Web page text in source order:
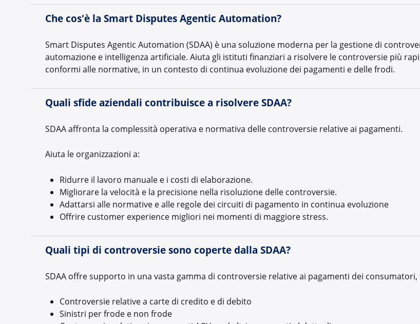
Che cos'è la Smart Disputes Agentic Automation?
Smart Disputes Agentic Automation (SDAA) è una soluzione moderna per la gestione di
automazione e intelligenza artificiale. Aiuta gli istituti finanziari a risolvere le controversie più
conformi alle normative, in un contesto di continua evoluzione dei pagamenti e delle frodi.
Quali sfide aziendali contribuisce a risolvere SDAA?
SDAA affronta la complessità operativa e normativa delle controversie relative ai pagamenti.
Aiuta le organizzazioni a:
Ridurre il lavoro manuale e i costi di elaborazione.
Migliorare la velocità e la precisione nella risoluzione delle controversie.
Adattarsi alle normative e alle regole dei circuiti di pagamento in continua evoluzione
Offrire customer experience migliori nei momenti di maggiore stress.
Quali tipi di controversie sono coperte dalla SDAA?
SDAA offre supporto in una vasta gamma di controversie relative ai pagamenti dei consumatori,
Controversie relative a carte di credito e di debito
Sinistri per frode e non frode